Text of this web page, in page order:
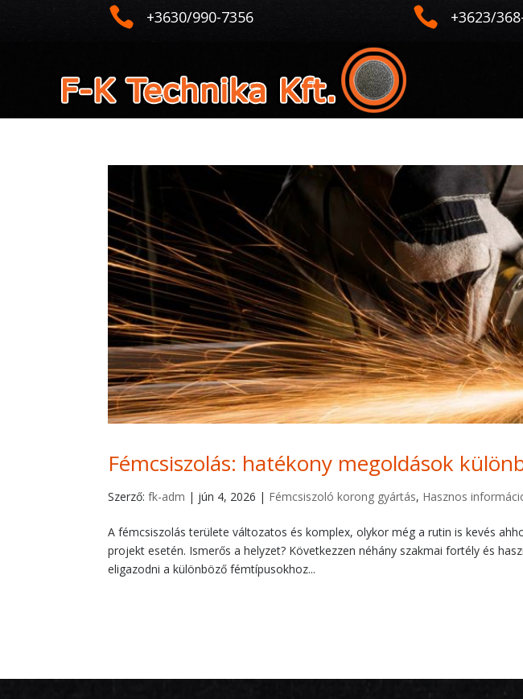
 +3630/990-7356  +3623/
Fémcsiszolás: hatékony megoldások
Szerző:fk-adm | jún 4, 2026 | Fémcsiszoló korong gyártás, Hasznos
A fémcsiszolás területe változatos és komplex, olykor még a rutin is kevés
projekt esetén. Ismerős a helyzet? Következzen néhány szakmai fortély és
eligazodni a különböző fémtípusokhoz...